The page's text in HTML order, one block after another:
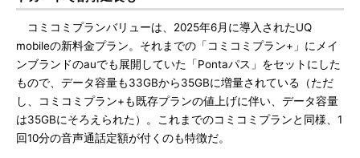
コミコミプランバリューは、2025年6月に導入されたUQ
mobileの新料金プラン。それまでの「コミコミプラン+」にメイ
ンブランドのauでも展開していた「Pontaパス」をセットにした
もので、データ容量も33GBから35GBに増量されている（ただ
し、コミコミプラン+も既存プランの値上げに伴い、データ容量
は35GBにそろえられた）。これまでのコミコミプランと同様、1
回10分の音声通話定額が付くのも特徴だ。